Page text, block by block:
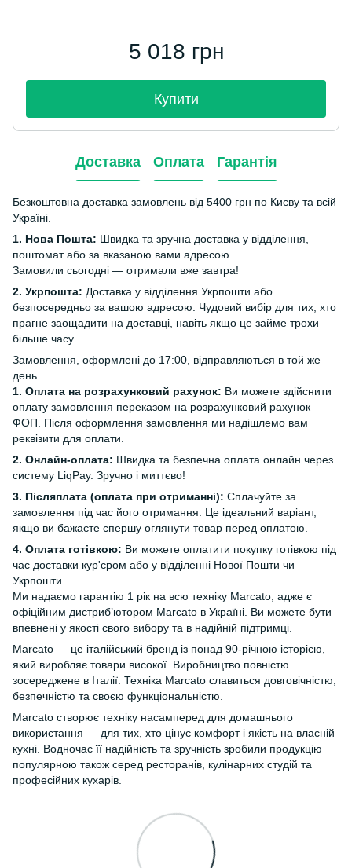
5 018 грн
Купити
Доставка Оплата Гарантія
Безкоштовна доставка замовлень від 5400 грн по Києву та всій
Україні.
1. Нова Пошта: Швидка та зручна доставка у відділення,
поштомат або за вказаною вами адресою.
Замовили сьогодні — отримали вже завтра!
2. Укрпошта: Доставка у відділення Укрпошти або
безпосередньо за вашою адресою. Чудовий вибір для тих, хто
прагне заощадити на доставці, навіть якщо це займе трохи
більше часу.
Замовлення, оформлені до 17:00, відправляються в той же
день.
1. Оплата на розрахунковий рахунок: Ви можете здійснити
оплату замовлення переказом на розрахунковий рахунок
ФОП. Після оформлення замовлення ми надішлемо вам
реквізити для оплати.
2. Онлайн-оплата: Швидка та безпечна оплата онлайн через
систему LiqPay. Зручно і миттєво!
3. Післяплата (оплата при отриманні): Сплачуйте за
замовлення під час його отримання. Це ідеальний варіант,
якщо ви бажаєте спершу оглянути товар перед оплатою.
4. Оплата готівкою: Ви можете оплатити покупку готівкою під
час доставки кур'єром або у відділенні Нової Пошти чи
Укрпошти.
Ми надаємо гарантію 1 рік на всю техніку Marcato, адже є
офіційним дистриб’ютором Marcato в Україні. Ви можете бути
впевнені у якості свого вибору та в надійній підтримці.
Marcato — це італійський бренд із понад 90-річною історією,
який виробляє товари високої. Виробництво повністю
зосереджене в Італії. Техніка Marcato славиться довговічністю,
безпечністю та своєю функціональністю.
Marcato створює техніку насамперед для домашнього
використання — для тих, хто цінує комфорт і якість на власній
кухні. Водночас її надійність та зручність зробили продукцію
популярною також серед ресторанів, кулінарних студій та
професійних кухарів.